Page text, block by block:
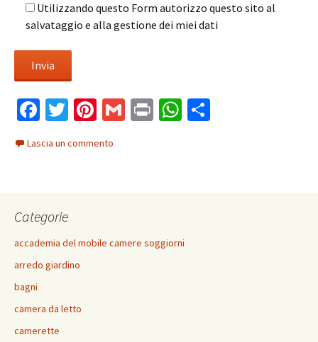
Utilizzando questo Form autorizzo questo sito al
salvataggio e alla gestione dei miei dati
Fa
ce
b
k
T
tt
Pi
nt
er
G
Pr W
Lascia un commento
Categorie
accademia del mobile camere soggiorni
arredo giardino
bagni
camera da letto
camerette